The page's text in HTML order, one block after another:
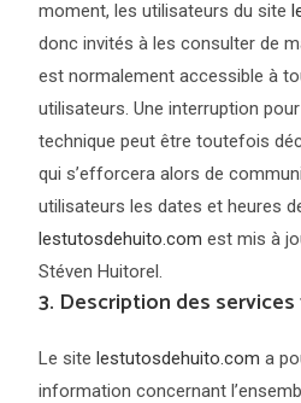
moment, les utilisateurs du site
donc invités à les consulter de
est normalement accessible à
utilisateurs. Une interruption
technique peut être toutefois
qui s’efforcera alors de
utilisateurs les dates et heures
lestutosdehuito.com est mis à
Stéven Huitorel.
3. Description des
Le sitelestutosdehuito.com a
information concernant